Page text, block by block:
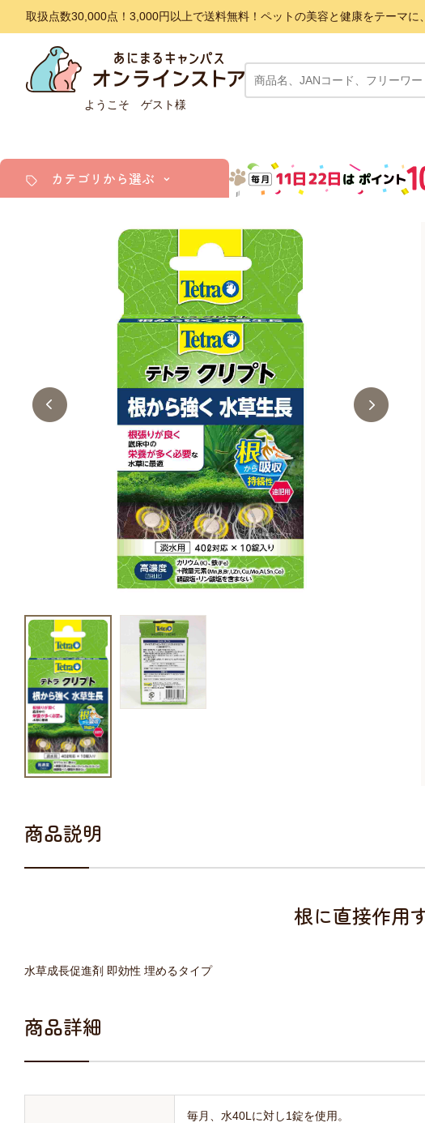
取扱点数30,000点！3,000円以上で送料無料！ペットの美容と健康をテーマに
ようこそ ゲスト様
カテゴリから選ぶ
アクア・爬虫類・昆虫
キャットフード
美容・ケア用品
服・おさんぽ用品
日用品（デイリー）
トリマーグッズ
シニアサポート
商品説明
根に直接作用
水草成長促進剤 即効性 埋めるタイプ
商品詳細
毎月、水40Lに対し1錠を使用。